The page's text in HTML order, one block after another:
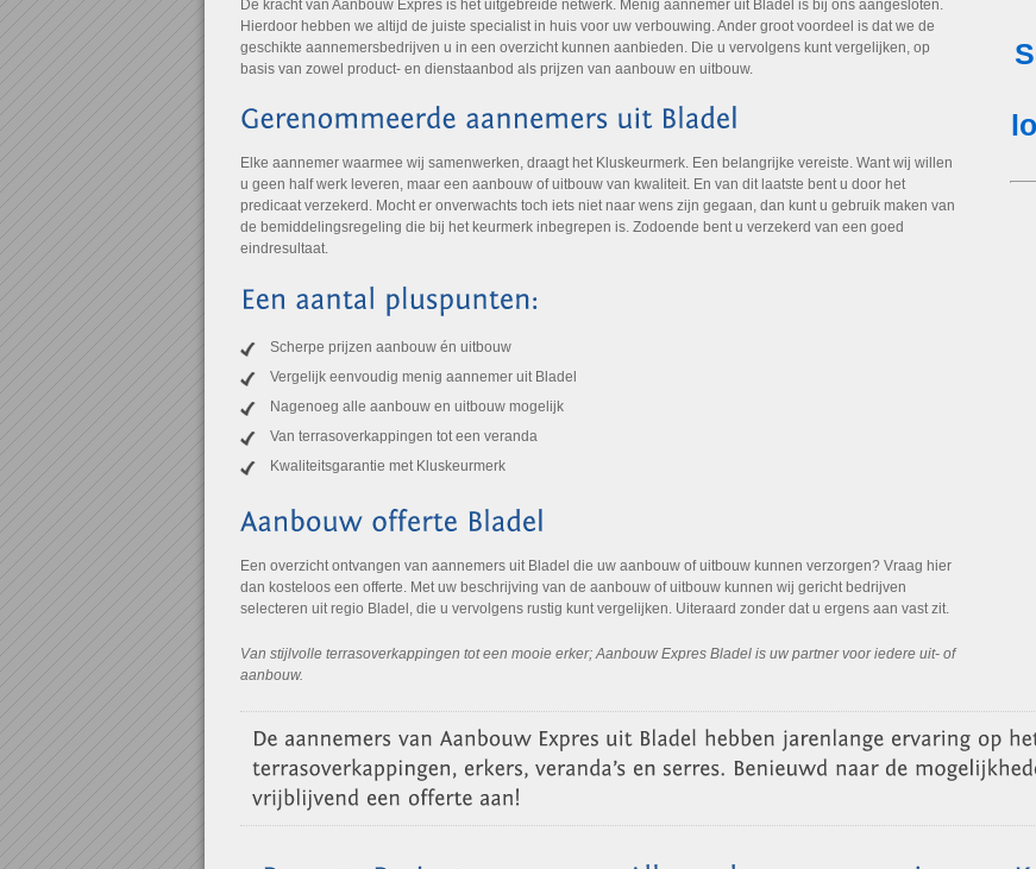
De kracht van Aanbouw Expres is het uitgebreide netwerk. Menig aannemer uit Bladel is bij ons aangesloten.
Hierdoor hebben we altijd de juiste specialist in huis voor uw verbouwing. Ander groot voordeel is dat we de
geschikte aannemersbedrijven u in een overzicht kunnen aanbieden. Die u vervolgens kunt vergelijken, op
basis van zowel product- en dienstaanbod als prijzen van aanbouw en uitbouw.
Elke aannemer waarmee wij samenwerken, draagt het Kluskeurmerk. Een belangrijke vereiste. Want wij willen
u geen half werk leveren, maar een aanbouw of uitbouw van kwaliteit. En van dit laatste bent u door het
predicaat verzekerd. Mocht er onverwachts toch iets niet naar wens zijn gegaan, dan kunt u gebruik maken van
de bemiddelingsregeling die bij het keurmerk inbegrepen is. Zodoende bent u verzekerd van een goed
eindresultaat.
Scherpe prijzen aanbouw én uitbouw
Vergelijk eenvoudig menig aannemer uit Bladel
Nagenoeg alle aanbouw en uitbouw mogelijk
Van terrasoverkappingen tot een veranda
Kwaliteitsgarantie met Kluskeurmerk
Een overzicht ontvangen van aannemers uit Bladel die uw aanbouw of uitbouw kunnen verzorgen? Vraag hier
dan kosteloos een offerte. Met uw beschrijving van de aanbouw of uitbouw kunnen wij gericht bedrijven
selecteren uit regio Bladel, die u vervolgens rustig kunt vergelijken. Uiteraard zonder dat u ergens aan vast zit.
Van stijlvolle terrasoverkappingen tot een mooie erker; Aanbouw Expres Bladel is uw partner voor iedere uit- of
aanbouw.